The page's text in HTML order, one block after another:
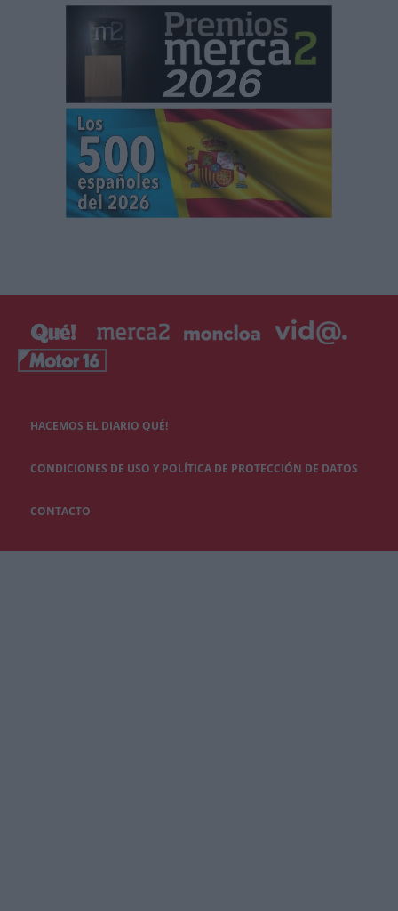
HACEMOS EL DIARIO QUÉ!
CONDICIONES DE USO Y POLÍTICA DE PROTECCIÓN DE DATOS
CONTACTO